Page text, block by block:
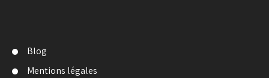
Blog
Mentions légales